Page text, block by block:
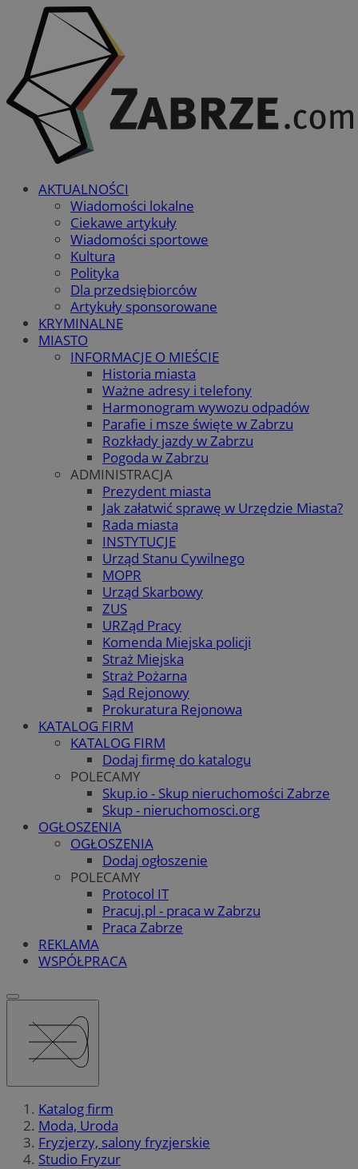
AKTUALNOŚCI
Wiadomości lokalne
Ciekawe artykuły
Wiadomości sportowe
Kultura
Polityka
Dla przedsiębiorców
Artykuły sponsorowane
KRYMINALNE
MIASTO
INFORMACJE O MIEŚCIE
Historia miasta
Ważne adresy i telefony
Harmonogram wywozu odpadów
Parafie i msze święte w Zabrzu
Rozkłady jazdy w Zabrzu
Pogoda w Zabrzu
ADMINISTRACJA
Prezydent miasta
Jak załatwić sprawę w Urzędzie Miasta?
Rada miasta
INSTYTUCJE
Urząd Stanu Cywilnego
MOPR
Urząd Skarbowy
ZUS
URZąd Pracy
Komenda Miejska policji
Straż Miejska
Straż Pożarna
Sąd Rejonowy
Prokuratura Rejonowa
KATALOG FIRM
KATALOG FIRM
Dodaj firmę do katalogu
POLECAMY
Skup.io - Skup nieruchomości Zabrze
Skup - nieruchomosci.org
OGŁOSZENIA
OGŁOSZENIA
Dodaj ogłoszenie
POLECAMY
Protocol IT
Pracuj.pl - praca w Zabrzu
Praca Zabrze
REKLAMA
WSPÓŁPRACA
Katalog firm
Moda, Uroda
Fryzjerzy, salony fryzjerskie
Studio Fryzur